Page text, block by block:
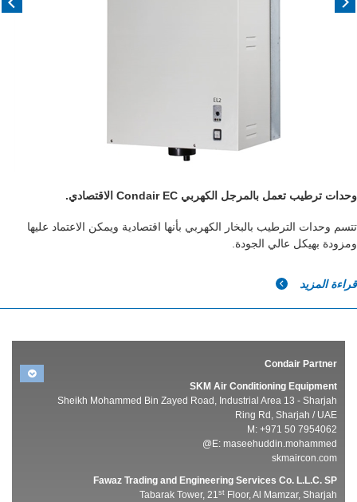
وحدات ترطيب تعمل بالمرجل الكهربي Condair EC الاقتصادي.
تتسم وحدات الترطيب بالبخار الكهربي بأنها اقتصادية ويمكن الاعتماد عليها
ومزودة بهيكل عالي الجودة.
قراءة المزيد
Condair Partner
SKM Air Conditioning Equipment
Sheikh Mohammed Bin Zayed Road, Industrial Area 13 - Sharjah
Ring Rd, Sharjah / UAE
M: +971 50 7954062
E: maseehuddin.mohammed@
skmaircon.com
Fawaz Trading and Engineering Services Co. L.L.C. SP
Tabarak Tower, 21st Floor, Al Mamzar, Sharjah